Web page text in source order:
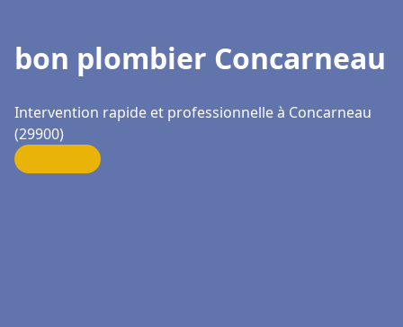
bon plombier Concarneau
Intervention rapide et professionnelle à Concarneau
(29900)